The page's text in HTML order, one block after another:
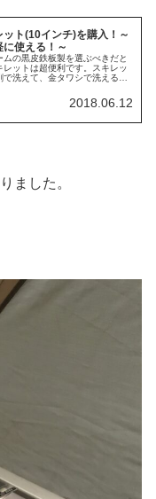
ト(10インチ)を購入！～
使える！～
の黒皮鉄板製を選ぶべきだと
ットは超便利です。スキレッ
で洗えて、金タワシで洗えるな
2018.06.12
ました。